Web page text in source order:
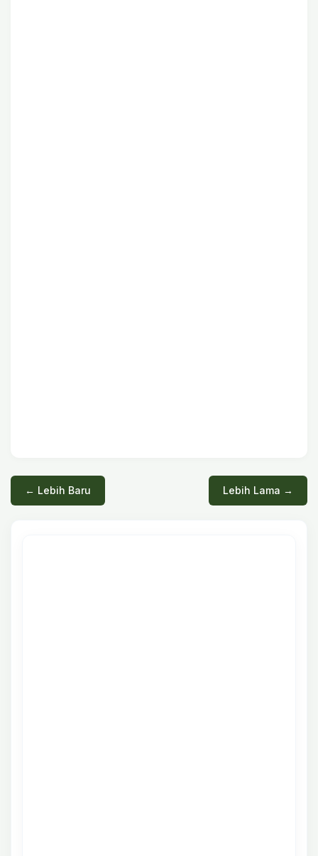
← Lebih Baru Lebih Lama →